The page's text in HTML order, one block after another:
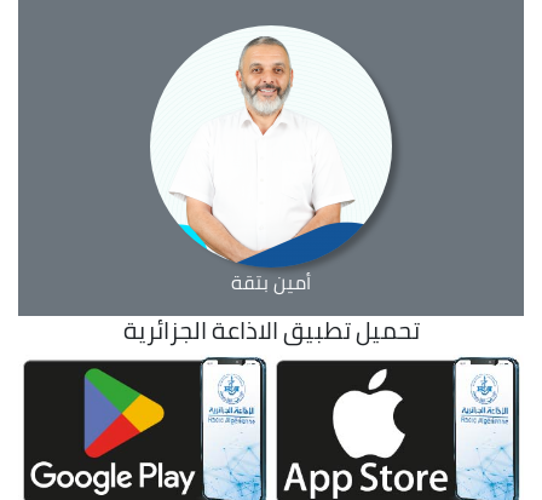
أمين بتقة
تحميل تطبيق الاذاعة الجزائرية